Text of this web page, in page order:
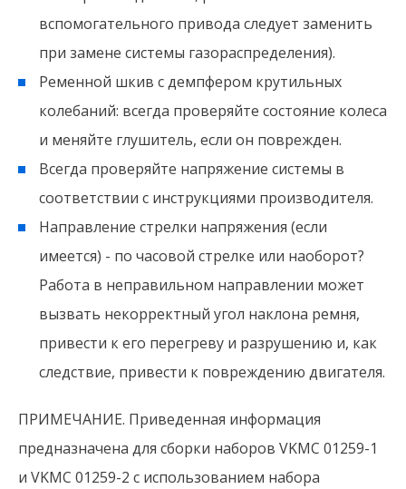
вспомогательного привода следует заменить
при замене системы газораспределения).
Ременной шкив с демпфером крутильных
колебаний: всегда проверяйте состояние колеса
и меняйте глушитель, если он поврежден.
Всегда проверяйте напряжение системы в
соответствии с инструкциями производителя.
Направление стрелки напряжения (если
имеется) - по часовой стрелке или наоборот?
Работа в неправильном направлении может
вызвать некорректный угол наклона ремня,
привести к его перегреву и разрушению и, как
следствие, привести к повреждению двигателя.
ПРИМЕЧАНИЕ. Приведенная информация
предназначена для сборки наборов VKMC 01259-1
и VKMC 01259-2 с использованием набора